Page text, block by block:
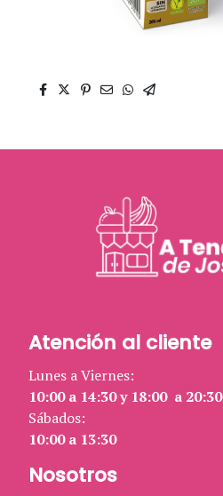
Atención al cliente
Lunes a Viernes:
10:00 a 14:30 y 18:00 a 20:30
Sábados:
10:00 a 13:30
Nosotros